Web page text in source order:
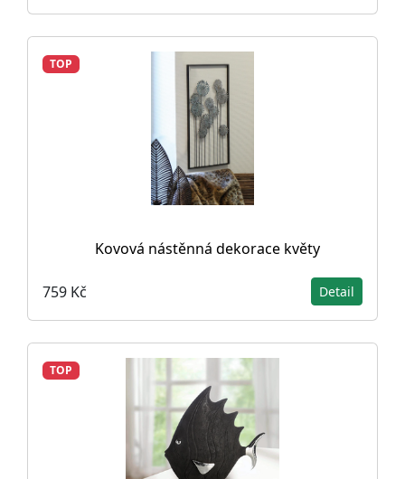
TOP
Kovová nástěnná dekorace květy
759 Kč Detail
TOP